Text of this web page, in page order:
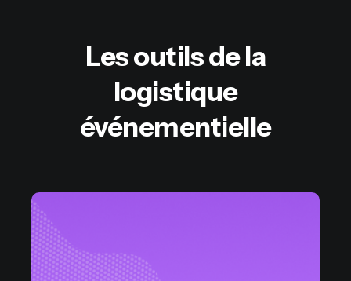
Les outils de la
logistique
événementielle